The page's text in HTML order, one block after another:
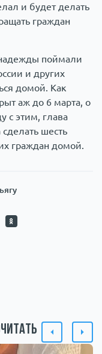
и будет делать
граждан
надежды поймали
и других
домой. Как
аж до 6 марта, о
с этим, глава
шесть
граждан домой.